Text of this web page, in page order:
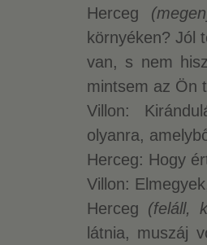
Herceg
környéken? Jól
van, s nem
mintsem az Ön
Villon:
olyanra,
Herceg: Hogy
Villon:
Herceg (feláll,
látnia, muszáj